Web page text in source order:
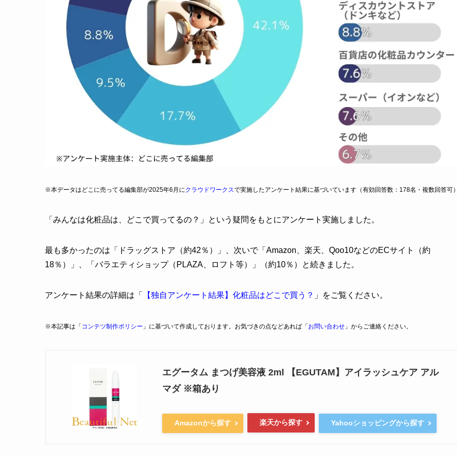
※本データはどこに売ってる編集部が2025年6月にクラウドワークスで実施したアンケート結果に基づいています（有効回答数：178名・複数回答可
「みんなは化粧品は、どこで買ってるの？」という疑問をもとにアンケート実施しました。
最も多かったのは「ドラッグストア（約42％）」、次いで「Amazon、楽天、Qoo10などのECサイト（約
18％）」、「バラエティショップ（PLAZA、ロフト等）」（約10％）と続きました。
アンケート結果の詳細は「 【独自アンケート結果】化粧品はどこで買う？ 」をご覧ください。
※本記事は「 コンテツ制作ポリシー 」に基づいて作成しております。お気づきの点などあれば「 お問い合わせ 」からご連絡ください。
エグータム まつげ美容液 2ml 【EGUTAM】アイラッシュケア アル
マダ ※箱あり
Amazonから探す 楽天から探す Yahooショッピングから探す